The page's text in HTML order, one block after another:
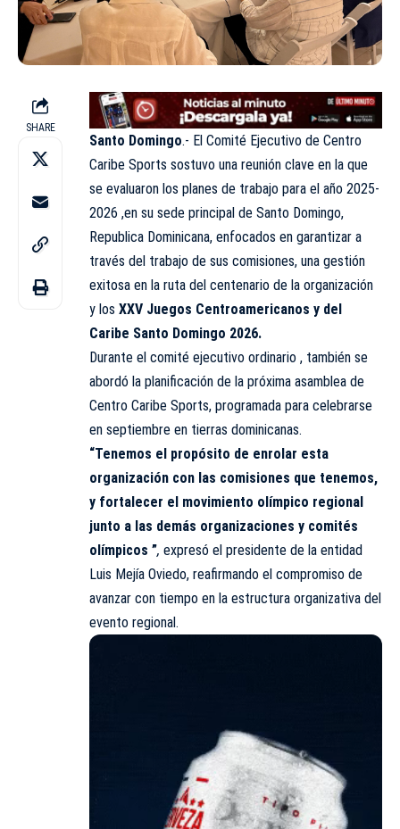
SHARE
Santo Domingo.- El Comité Ejecutivo de Centro
Caribe Sports sostuvo una reunión clave en la que
se evaluaron los planes de trabajo para el año 2025-
2026 ,en su sede principal de Santo Domingo,
Republica Dominicana, enfocados en garantizar a
través del trabajo de sus comisiones, una gestión
exitosa en la ruta del centenario de la organización
y los XXV Juegos Centroamericanos y del
Caribe Santo Domingo 2026.
Durante el comité ejecutivo ordinario , también se
abordó la planificación de la próxima asamblea de
Centro Caribe Sports, programada para celebrarse
en septiembre en tierras dominicanas.
“Tenemos el propósito de enrolar esta
organización con las comisiones que tenemos,
y fortalecer el movimiento olímpico regional
junto a las demás organizaciones y comités
olímpicos ”, expresó el presidente de la entidad
Luis Mejía Oviedo, reafirmando el compromiso de
avanzar con tiempo en la estructura organizativa del
evento regional.